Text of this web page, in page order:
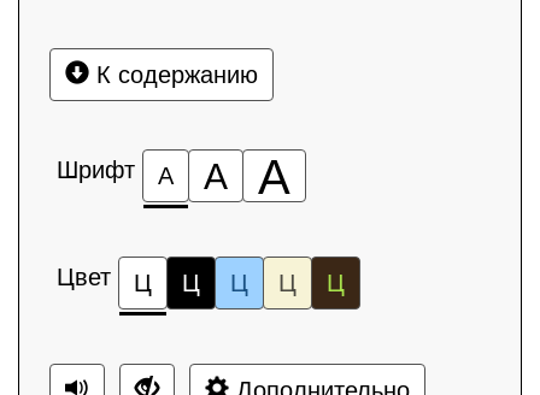
К содержанию
Шрифт А А А
Цвет Ц Ц Ц Ц Ц